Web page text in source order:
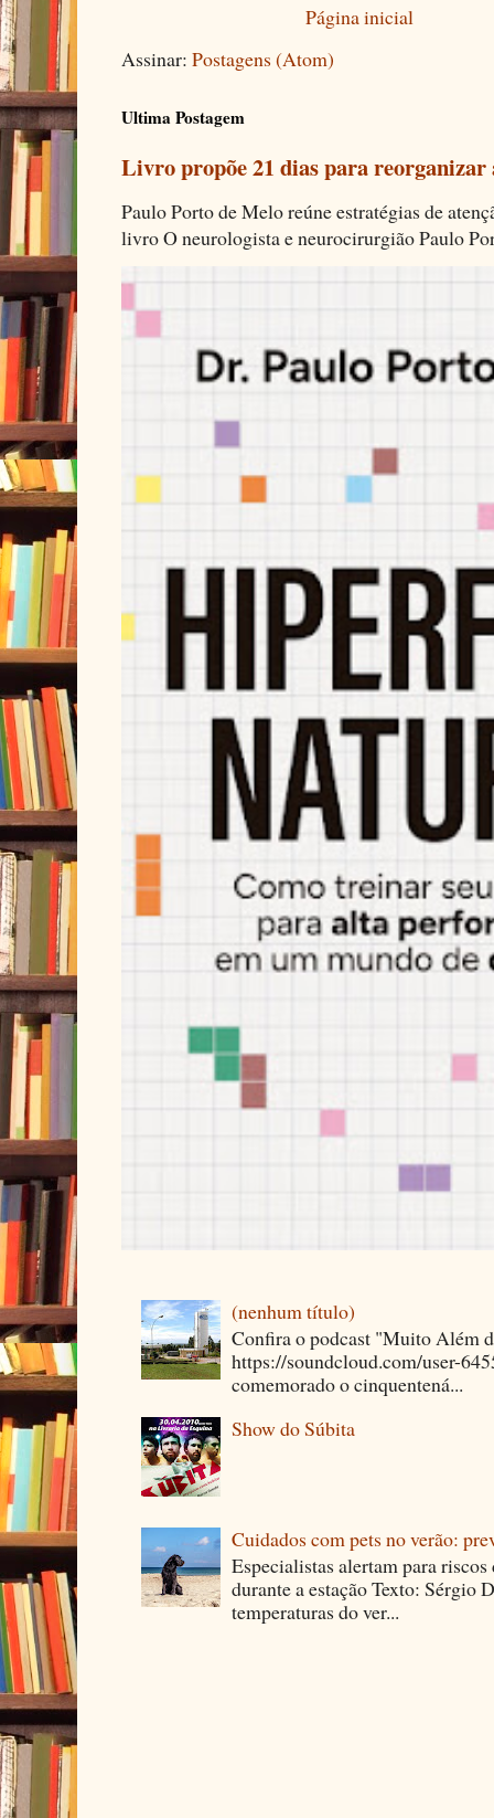
Página inicial
Assinar: Postagens (Atom)
Ultima Postagem
Livro propõe 21 dias para
Paulo Porto de Melo reúne estratégias de
livro O neurologista e neurocirurgião Paulo
(nenhum título)
Confira o podcast "Muito Além
https://soundcloud.com/user-
comemorado o cinquentená...
Show do Súbita
Cuidados com pets no verão:
Especialistas alertam para
durante a estação Texto: Sérgio
temperaturas do ver...